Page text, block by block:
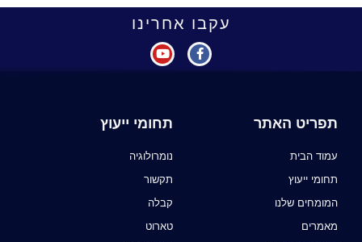
עקבו אחרינו
תפריט האתר
עמוד הבית
תחומי ייעוץ
המומחים שלנו
מאמרים
תחומי ייעוץ
נומרולוגיה
תקשור
קבלה
טארוט